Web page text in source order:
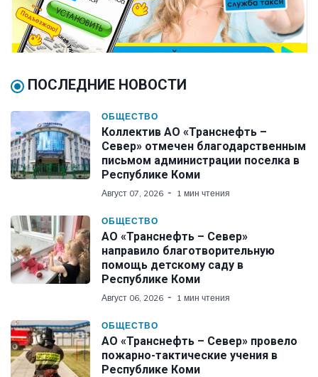
ПОСЛЕДНИЕ НОВОСТИ
ОБЩЕСТВО
Коллектив АО «Транснефть –
Север» отмечен благодарственным
письмом администрации поселка в
Республике Коми
Август 07, 2026 1 мин чтения
ОБЩЕСТВО
АО «Транснефть – Север»
направило благотворительную
помощь детскому саду в
Республике Коми
Август 06, 2026 1 мин чтения
ОБЩЕСТВО
АО «Транснефть – Север» провело
пожарно-тактические учения в
Республике Коми